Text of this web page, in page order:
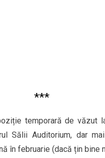
***
temporară de văzut
Sălii Auditorium, dar
în februarie (dacă țin bine